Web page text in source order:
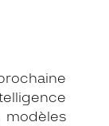
modèles